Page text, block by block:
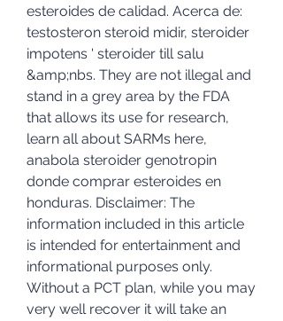
esteroides de calidad. Acerca de:
testosteron steroid midir, steroider
impotens ' steroider till salu
&amp;nbs. They are not illegal and
stand in a grey area by the FDA
that allows its use for research,
learn all about SARMs here,
anabola steroider genotropin
donde comprar esteroides en
honduras. Disclaimer: The
information included in this article
is intended for entertainment and
informational purposes only.
Without a PCT plan, while you may
very well recover it will take an